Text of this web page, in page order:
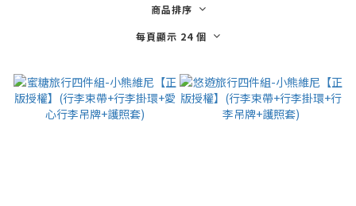
商品排序
每頁顯示 24 個